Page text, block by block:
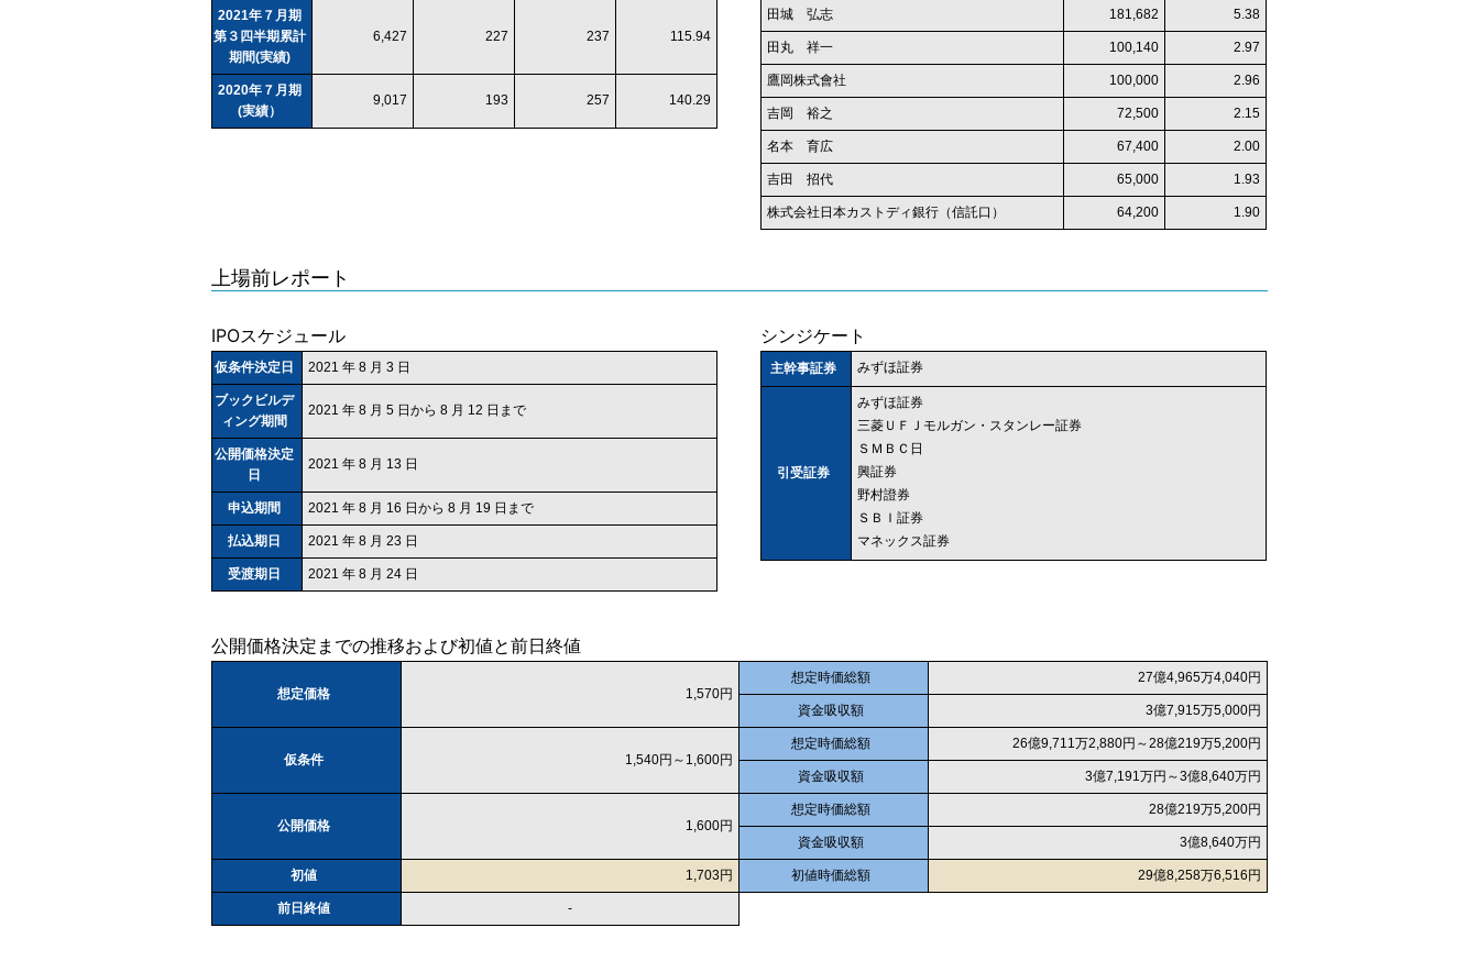
2021年７月期
第３四半期累計
期間(実績)
6,427 227 237 115.94
2020年７月期
(実績）
9,017 193 257 140.29
田城 弘志 181,682 5.38
田丸 祥一 100,140 2.97
鷹岡株式會社 100,000 2.96
吉岡 裕之 72,500 2.15
名本 育広 67,400 2.00
吉田 招代 65,000 1.93
株式会社日本カストディ銀行（信託口） 64,200 1.90
上場前レポート
IPOスケジュール
仮条件決定日 2021 年 8 月 3 日
ブックビルデ
ィング期間
2021 年 8 月 5 日から 8 月 12 日まで
公開価格決定
日
2021 年 8 月 13 日
申込期間 2021 年 8 月 16 日から 8 月 19 日まで
払込期日 2021 年 8 月 23 日
受渡期日 2021 年 8 月 24 日
シンジケート
主幹事証券 みずほ証券
引受証券
みずほ証券
三菱ＵＦＪモルガン・スタンレー証券
ＳＭＢＣ日
興証券
野村證券
ＳＢＩ証券
マネックス証券
公開価格決定までの推移および初値と前日終値
想定価格 1,570円
想定時価総額 27億4,965万4,040円
資金吸収額 3億7,915万5,000円
仮条件 1,540円～1,600円
想定時価総額 26億9,711万2,880円～28億219万5,200円
資金吸収額 3億7,191万円～3億8,640万円
公開価格 1,600円
想定時価総額 28億219万5,200円
資金吸収額 3億8,640万円
初値 1,703円 初値時価総額 29億8,258万6,516円
前日終値 -